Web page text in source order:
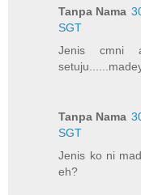
Tanpa Nama
SGT
Jenis cmni
Tanpa Nama
SGT
Jenis ko ni
eh?